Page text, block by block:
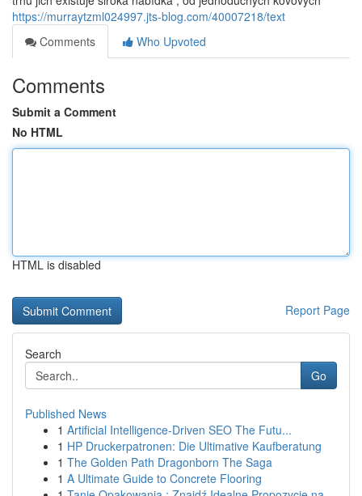
https://murraytzml024997.jts-blog.com/40007218/text
Comments
Who Upvoted
Comments
Submit a Comment
No HTML
HTML is disabled
Report Page
Search
Go
Published News
1 Artificial Intelligence-Driven SEO The Futu...
1 HP Druckerpatronen: Die Ultimative Kaufberatung
1 The Golden Path Dragonborn The Saga
1 A Ultimate Guide to Concrete Flooring